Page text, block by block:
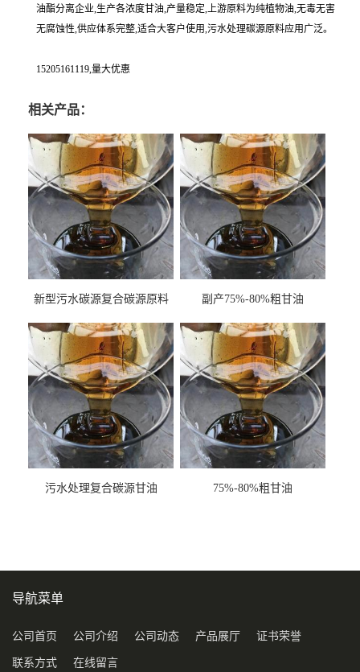
油酯分离企业,生产各浓度甘油,产量稳定,上游原料为纯植物油,无毒无害
无腐蚀性,供应体系完整,适合大客户使用,污水处理碳源原料应用广泛。
15205161119,量大优惠
相关产品：
新型污水碳源复合碳源原料
副产75%-80%粗甘油
污水处理复合碳源甘油
75%-80%粗甘油
导航菜单
公司首页 公司介绍 公司动态 产品展厅 证书荣誉
联系方式 在线留言